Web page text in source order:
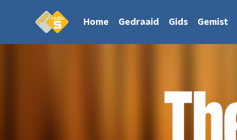
Home Gedraaid Gids Gemist